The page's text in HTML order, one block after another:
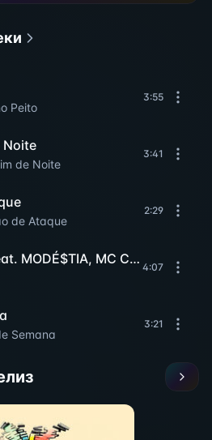
Peito
3:55
Noite
de Noite
3:41
de Ataque
2:29
MODÉ$TIA, MC Cabelinho e
4:07
Semana
3:21